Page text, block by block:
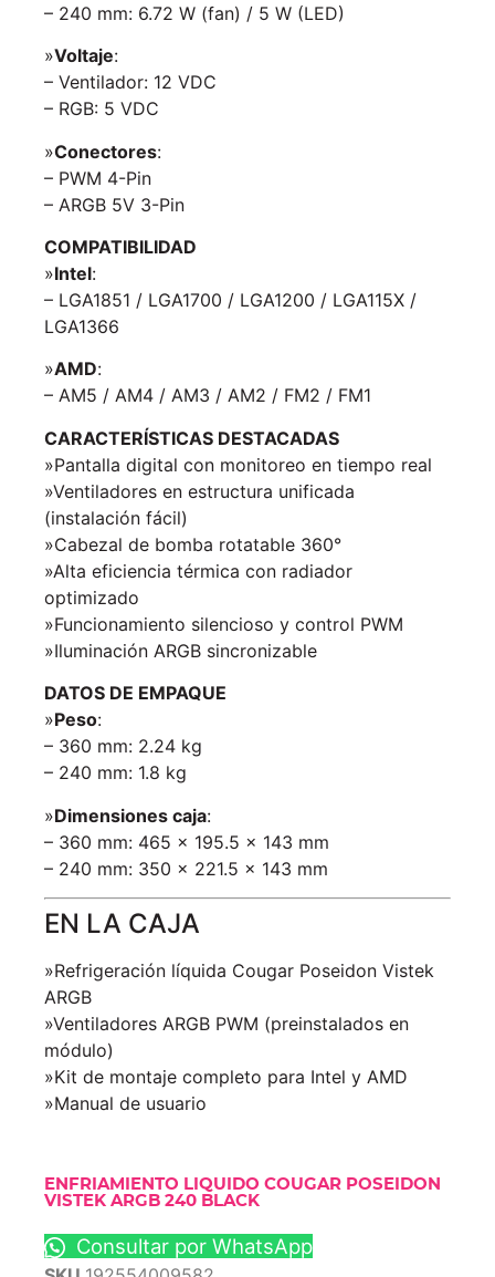
– 240 mm: 6.72 W (fan) / 5 W (LED)
»Voltaje:
– Ventilador: 12 VDC
– RGB: 5 VDC
»Conectores:
– PWM 4-Pin
– ARGB 5V 3-Pin
COMPATIBILIDAD
»Intel:
– LGA1851 / LGA1700 / LGA1200 / LGA115X /
LGA1366
»AMD:
– AM5 / AM4 / AM3 / AM2 / FM2 / FM1
CARACTERÍSTICAS DESTACADAS
»Pantalla digital con monitoreo en tiempo real
»Ventiladores en estructura unificada
(instalación fácil)
»Cabezal de bomba rotatable 360°
»Alta eficiencia térmica con radiador
optimizado
»Funcionamiento silencioso y control PWM
»Iluminación ARGB sincronizable
DATOS DE EMPAQUE
»Peso:
– 360 mm: 2.24 kg
– 240 mm: 1.8 kg
»Dimensiones caja:
– 360 mm: 465 x 195.5 x 143 mm
– 240 mm: 350 x 221.5 x 143 mm
EN LA CAJA
»Refrigeración líquida Cougar Poseidon Vistek
ARGB
»Ventiladores ARGB PWM (preinstalados en
módulo)
»Kit de montaje completo para Intel y AMD
»Manual de usuario
ENFRIAMIENTO LIQUIDO COUGAR POSEIDON
VISTEK ARGB 240 BLACK
Consultar por WhatsApp